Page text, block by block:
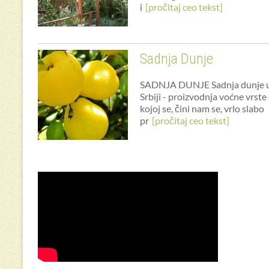
i [pročitaj ceo tekst]
Sadnja Dunje
SADNJA DUNJE Sadnja dunje
Srbiji - proizvodnja voćne vrste
kojoj se, čini nam se, vrlo slabo
pr [pročitaj ceo tekst]